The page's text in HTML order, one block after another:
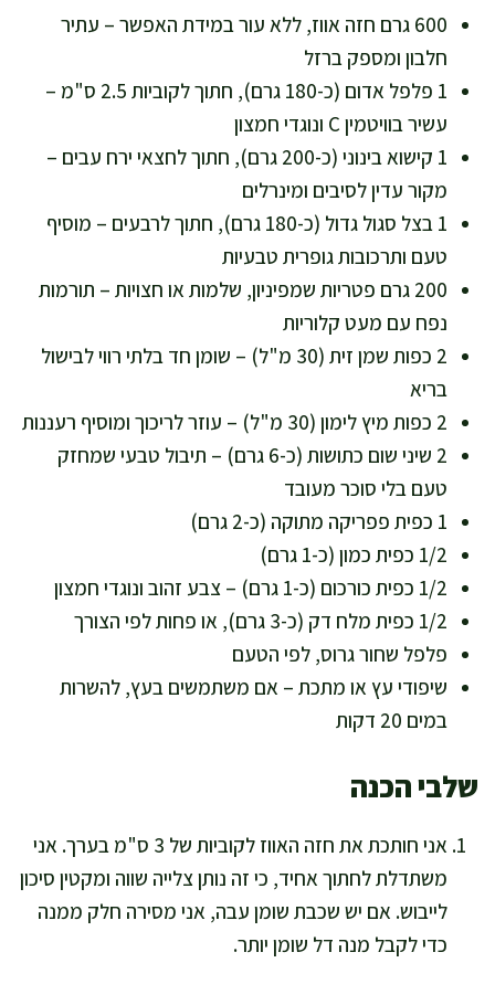
600 גרם חזה אווז, ללא עור במידת האפשר – עתיר
חלבון ומספק ברזל
1 פלפל אדום (כ-180 גרם), חתוך לקוביות 2.5 ס"מ –
עשיר בוויטמין C ונוגדי חמצון
1 קישוא בינוני (כ-200 גרם), חתוך לחצאי ירח עבים –
מקור עדין לסיבים ומינרלים
1 בצל סגול גדול (כ-180 גרם), חתוך לרבעים – מוסיף
טעם ותרכובות גופרית טבעיות
200 גרם פטריות שמפיניון, שלמות או חצויות – תורמות
נפח עם מעט קלוריות
2 כפות שמן זית (30 מ"ל) – שומן חד בלתי רווי לבישול
בריא
2 כפות מיץ לימון (30 מ"ל) – עוזר לריכוך ומוסיף רעננות
2 שיני שום כתושות (כ-6 גרם) – תיבול טבעי שמחזק
טעם בלי סוכר מעובד
1 כפית פפריקה מתוקה (כ-2 גרם)
1/2 כפית כמון (כ-1 גרם)
1/2 כפית כורכום (כ-1 גרם) – צבע זהוב ונוגדי חמצון
1/2 כפית מלח דק (כ-3 גרם), או פחות לפי הצורך
פלפל שחור גרוס, לפי הטעם
שיפודי עץ או מתכת – אם משתמשים בעץ, להשרות
במים 20 דקות
שלבי הכנה
אני חותכת את חזה האווז לקוביות של 3 ס"מ בערך. אני
משתדלת לחתוך אחיד, כי זה נותן צלייה שווה ומקטין סיכון
לייבוש. אם יש שכבת שומן עבה, אני מסירה חלק ממנה
כדי לקבל מנה דל שומן יותר.